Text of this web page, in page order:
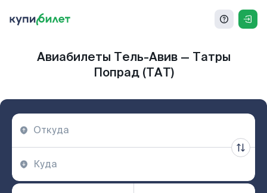
Авиабилеты Тель-Авив — Татры
Попрад (TAT)